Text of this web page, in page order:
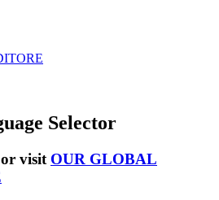
Selector
or visit OUR GLOBAL